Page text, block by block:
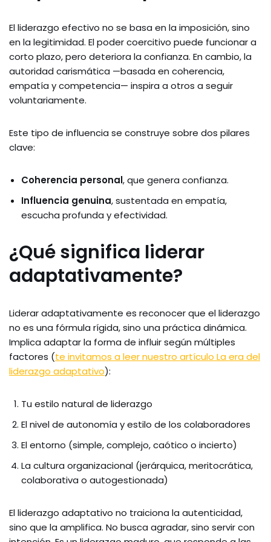
El liderazgo efectivo no se basa en la imposición, sino
en la legitimidad. El poder coercitivo puede funcionar a
corto plazo, pero deteriora la confianza. En cambio, la
autoridad carismática —basada en coherencia,
empatía y competencia— inspira a otros a seguir
voluntariamente.
Este tipo de influencia se construye sobre dos pilares
clave:
Coherencia personal, que genera confianza.
Influencia genuina, sustentada en empatía,
escucha profunda y efectividad.
¿Qué significa liderar
adaptativamente?
Liderar adaptativamente es reconocer que el liderazgo
no es una fórmula rígida, sino una práctica dinámica.
Implica adaptar la forma de influir según múltiples
factores (te invitamos a leer nuestro artículo La era del
liderazgo adaptativo):
Tu estilo natural de liderazgo
El nivel de autonomía y estilo de los colaboradores
El entorno (simple, complejo, caótico o incierto)
La cultura organizacional (jerárquica, meritocrática,
colaborativa o autogestionada)
El liderazgo adaptativo no traiciona la autenticidad,
sino que la amplifica. No busca agradar, sino servir con